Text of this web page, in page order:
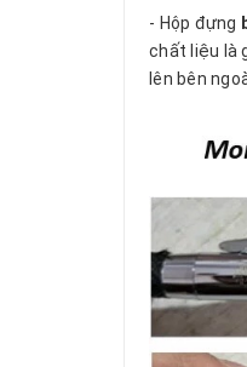
- Hộp đựng
chất liệu là
lên bên